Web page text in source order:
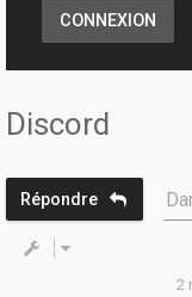
CONNEXION
Discord
Répondre
2